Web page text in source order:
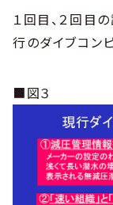
１回目、２回目
行のダイブコン
■図３